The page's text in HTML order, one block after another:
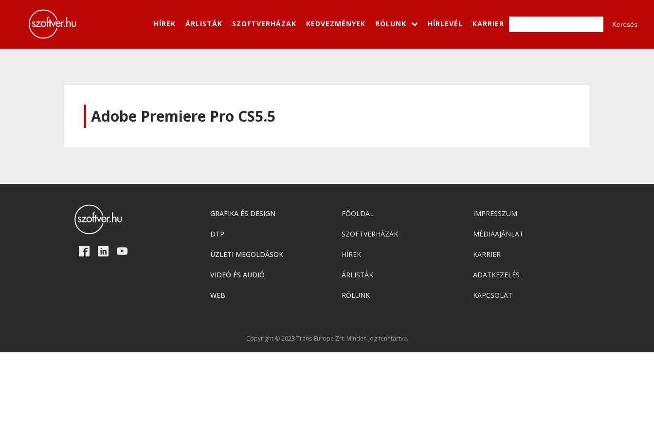
HÍREK ÁRLISTÁK SZOFTVERHÁZAK KEDVEZMÉNYEK RÓLUNK HÍRLEVÉL KARRIER
Adobe Premiere Pro CS5.5
GRAFIKA ÉS DESIGN
DTP
ÜZLETI MEGOLDÁSOK
VIDEÓ ÉS AUDIÓ
WEB
FŐOLDAL
SZOFTVERHÁZAK
HÍREK
ÁRLISTÁK
RÓLUNK
IMPRESSZUM
MÉDIAAJÁNLAT
KARRIER
ADATKEZELÉS
KAPCSOLAT
Copyright © 2023 Trans-Europe Zrt. Minden jog fenntartva.